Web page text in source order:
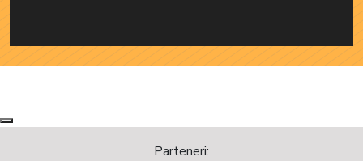
Next
Previous
Parteneri: